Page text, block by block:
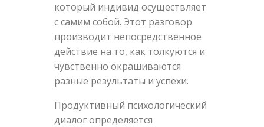
который индивид осуществляет
с самим собой. Этот разговор
производит непосредственное
действие на то, как толкуются и
чувственно окрашиваются
разные результаты и успехи.
Продуктивный психологический
диалог определяется